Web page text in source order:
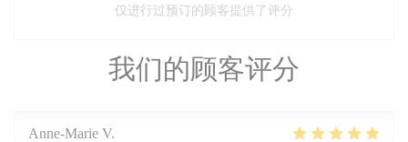
我们的顾客评分
Anne-Marie V
仅进行过预订的顾客提供了评分